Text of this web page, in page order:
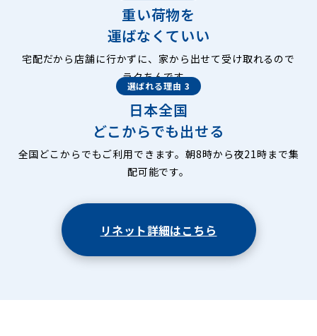
重い荷物を
運ばなくていい
宅配だから店舗に行かずに、家から出せて受け取れるので
ラクちんです。
選ばれる理由 3
日本全国
どこからでも出せる
全国どこからでもご利用できます。朝8時から夜21時まで集
配可能です。
リネット詳細はこちら